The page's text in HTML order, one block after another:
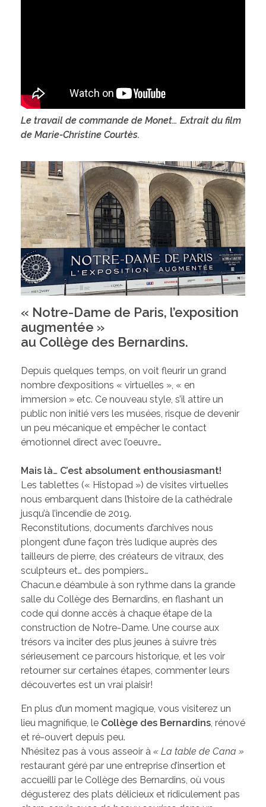
Le travail de commande de Monet… Extrait du film
de Marie-Christine Courtès.
« Notre-Dame de Paris, l’exposition
augmentée »
au Collège des Bernardins.
Depuis quelques temps, on voit fleurir un grand
nombre d’expositions « virtuelles », « en
immersion » etc. Ce nouveau style, s’il attire un
public non initié vers les musées, risque de devenir
un peu mécanique et empêcher le contact
émotionnel direct avec l’oeuvre…
Mais là… C’est absolument enthousiasmant!
Les tablettes (« Histopad ») de visites virtuelles
nous embarquent dans l’histoire de la cathédrale
jusqu’à l’incendie de 2019.
Reconstitutions, documents d’archives nous
plongent d’une façon très ludique auprès des
tailleurs de pierre, des créateurs de vitraux, des
sculpteurs et… des pompiers…
Chacun.e déambule à son rythme dans la grande
salle du Collège des Bernardins, en flashant un
code qui donne accès à chaque étape de la
construction de Notre-Dame. Une course aux
trésors va inciter des plus jeunes à suivre très
sérieusement ce parcours historique, et les voir
retourner sur certaines étapes, commenter leurs
découvertes est un vrai plaisir!
En plus d’un moment magique, vous visiterez un
lieu magnifique, le Collège des Bernardins, rénové
et ré-ouvert depuis peu.
N’hésitez pas à vous asseoir à « La table de Cana »
restaurant géré par une entreprise d’insertion et
accueilli par le Collège des Bernardins, où vous
dégusterez des plats délicieux et ridiculement pas